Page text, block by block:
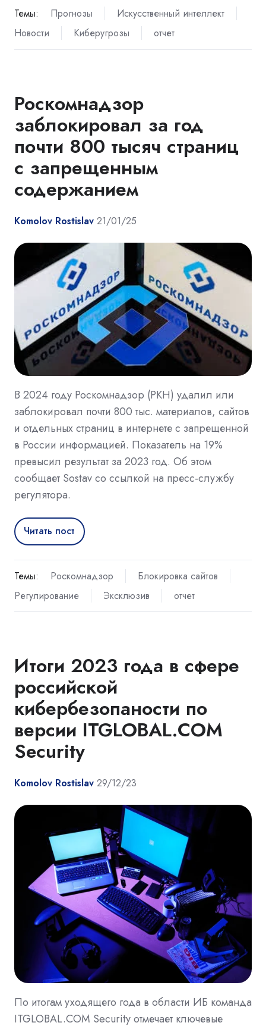
Темы: Прогнозы
Искусственный интеллект
Новости
Киберугрозы отчет
Роскомнадзор
заблокировал за год
почти 800 тысяч страниц
с запрещенным
содержанием
Komolov Rostislav 21/01/25
В 2024 году Роскомнадзор (РКН) удалил или
заблокировал почти 800 тыс. материалов, сайтов
и отдельных страниц в интернете с запрещенной
в России информацией. Показатель на 19%
превысил результат за 2023 год. Об этом
сообщает Sostav со ссылкой на пресс-службу
регулятора.
Читать пост
Темы: Роскомнадзор
Блокировка сайтов
Регулирование
Эксклюзив отчет
Итоги 2023 года в сфере
российской
кибербезопаности по
версии ITGLOBAL.COM
Security
Komolov Rostislav 29/12/23
По итогам уходящего года в области ИБ команда
ITGLOBAL.COM Security отмечает ключевые